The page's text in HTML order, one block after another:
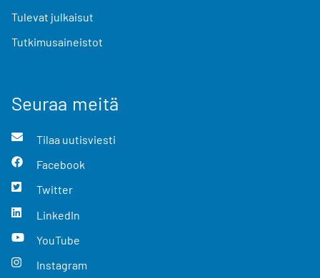
Tulevat julkaisut
Tutkimusaineistot
Seuraa meitä
Tilaa uutisviesti
Facebook
Twitter
LinkedIn
YouTube
Instagram